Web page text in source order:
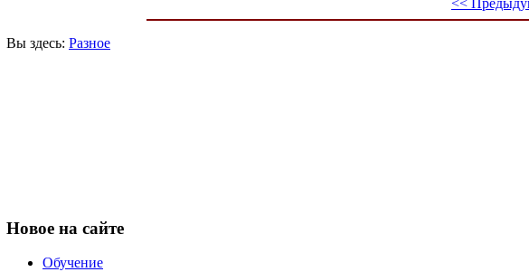
Вы здесь: Разное
Новое на сайте
Обучение